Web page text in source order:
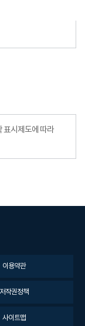
표시제도에 따라
이용약관
저작권정책
사이트맵